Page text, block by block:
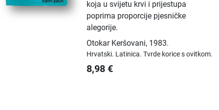
koja u svijetu krvi i prijestupa
poprima proporcije pjesničke
alegorije.
Otokar Keršovani, 1983.
Hrvatski. Latinica.Tvrde korice s ovitkom.
8,98 €